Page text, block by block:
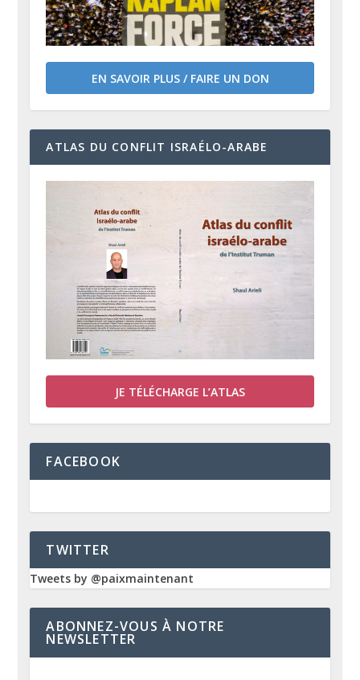
EN SAVOIR PLUS / FAIRE UN DON
ATLAS DU CONFLIT ISRAÉLO-ARABE
JE TÉLÉCHARGE L’ATLAS
FACEBOOK
TWITTER
Tweets by @paixmaintenant
ABONNEZ-VOUS À NOTRE
NEWSLETTER